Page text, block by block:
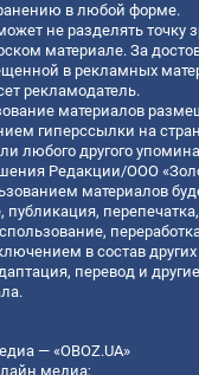
в любой форме.
не разделять точку
материале. За
в рекламных
рекламодатель.
материалов
гиперссылки на
любого другого
Редакции/ООО
материалов
публикация,
в состав
перевод и
— «OBOZ.UA»
медиа;